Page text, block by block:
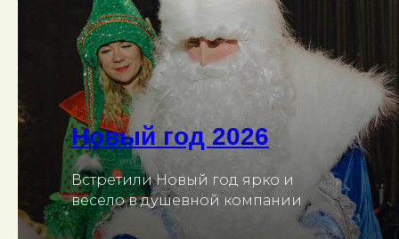
Новый год 2026
Встретили Новый год ярко и
весело в душевной компании